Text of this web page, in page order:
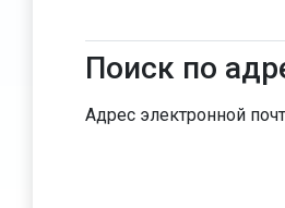
Поиск по
Поиск по
Адрес электронной